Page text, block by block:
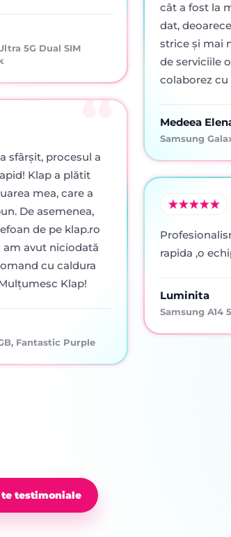
5G Dual SIM
sfârșit, procesul a
Klap a plătit
mea, care a
De asemenea,
de pe klap.ro
am avut niciodată
cu caldura
Klap!
Fantastic Purple
cât a fost la
dat,
strice şi mai
de serviciile
colaborez cu
Medeea
Samsung
rapida ,o
Luminita
Samsung A14
testimoniale